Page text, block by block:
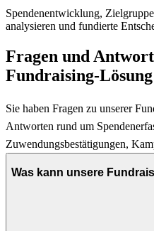
Spendenentwicklung,
analysieren und fundierte
Fragen und
Fundraising-Lösung
Sie haben Fragen zu unserer
Antworten rund um
Zuwendungsbestätigungen,
Was kann unsere